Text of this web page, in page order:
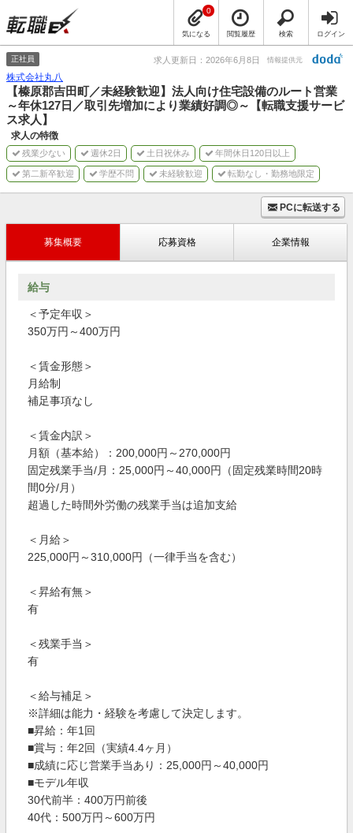
気になる
0
閲覧履歴 検索 ログイン
正社員 求人更新日：2026年6月8日 情報提供元
株式会社丸八
【榛原郡吉田町／未経験歓迎】法人向け住宅設備のルート営業
～年休127日／取引先増加により業績好調◎～【転職支援サービ
ス求人】
求人の特徴
残業少ない 週休2日 土日祝休み 年間休日120日以上
第二新卒歓迎 学歴不問 未経験歓迎 転勤なし・勤務地限定
PCに転送する
募集概要 応募資格 企業情報
給与
＜予定年収＞
350万円～400万円
＜賃金形態＞
月給制
補足事項なし
＜賃金内訳＞
月額（基本給）：200,000円～270,000円
固定残業手当/月：25,000円～40,000円（固定残業時間20時
間0分/月）
超過した時間外労働の残業手当は追加支給
＜月給＞
225,000円～310,000円（一律手当を含む）
＜昇給有無＞
有
＜残業手当＞
有
＜給与補足＞
※詳細は能力・経験を考慮して決定します。
■昇給：年1回
■賞与：年2回（実績4.4ヶ月）
■成績に応じ営業手当あり：25,000円～40,000円
■モデル年収
30代前半：400万円前後
40代：500万円～600万円